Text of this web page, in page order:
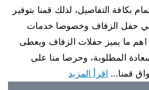
بكافة التفاصيل، لذلك قمنا بتوفير
في حفل الزفاف وخصوصا خدمات
اهم ما يميز حفلات الزفاف ويعطى
المطلوبة، وحرصا منا على
قمنا… اقرأ المزيد